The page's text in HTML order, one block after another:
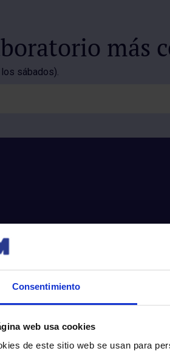
Consentimiento
web usa cookies
de este sitio web se usan para
más
sábados).